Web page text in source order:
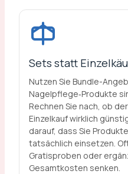
Sets statt
Nutzen Sie Bundle-
Nagelpflege‑Produkte
Rechnen Sie nach, ob
Einzelkauf wirklich
darauf, dass Sie
tatsächlich einsetzen.
Gratisproben oder
Gesamtkosten senken.